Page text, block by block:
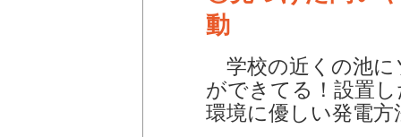
動
学校の近くの池に
ができてる！設置
環境に優しい発電